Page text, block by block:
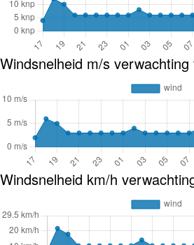
Windsnelheid m/s
Windsnelheid km/h